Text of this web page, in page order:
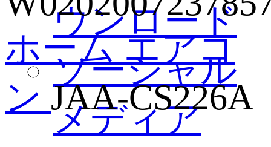
ウンロード
ソーシャル
メディア
ホームエアコ
ン JAA-CS226A